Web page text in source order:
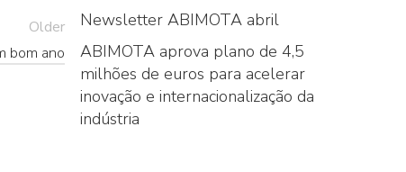
Older
bom ano
Newsletter ABIMOTA abril
ABIMOTA aprova plano de 4,5
milhões de euros para acelerar
inovação e internacionalização da
indústria